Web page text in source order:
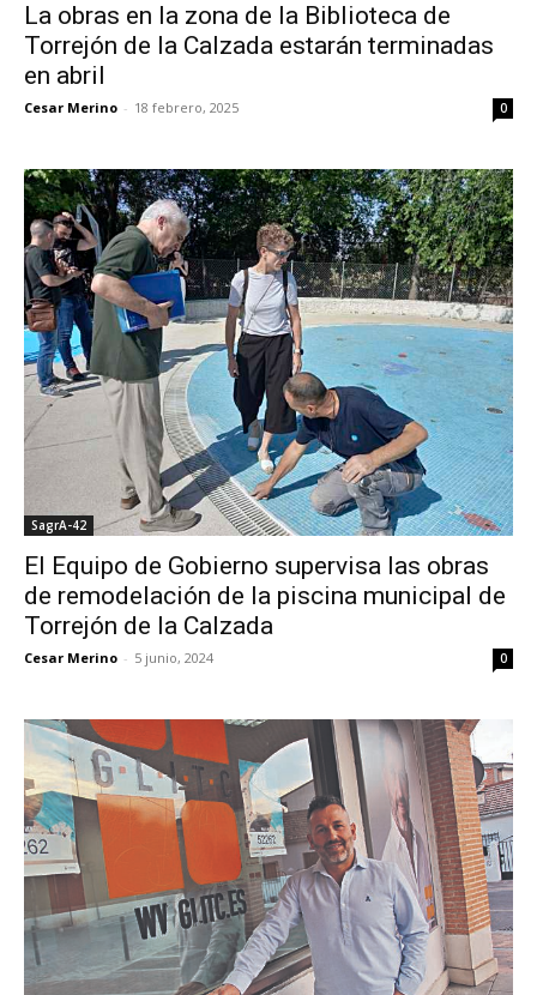
La obras en la zona de la Biblioteca de
Torrejón de la Calzada estarán terminadas
en abril
Cesar Merino - 18 febrero, 2025 0
SagrA-42
El Equipo de Gobierno supervisa las obras
de remodelación de la piscina municipal de
Torrejón de la Calzada
Cesar Merino - 5 junio, 2024 0